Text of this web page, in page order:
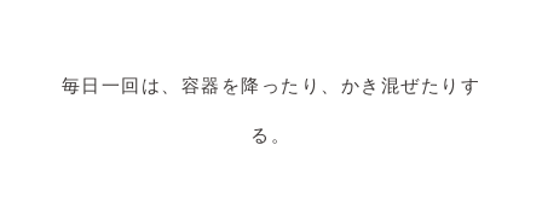
毎日一回は、容器を降ったり、かき混ぜたりす
る。